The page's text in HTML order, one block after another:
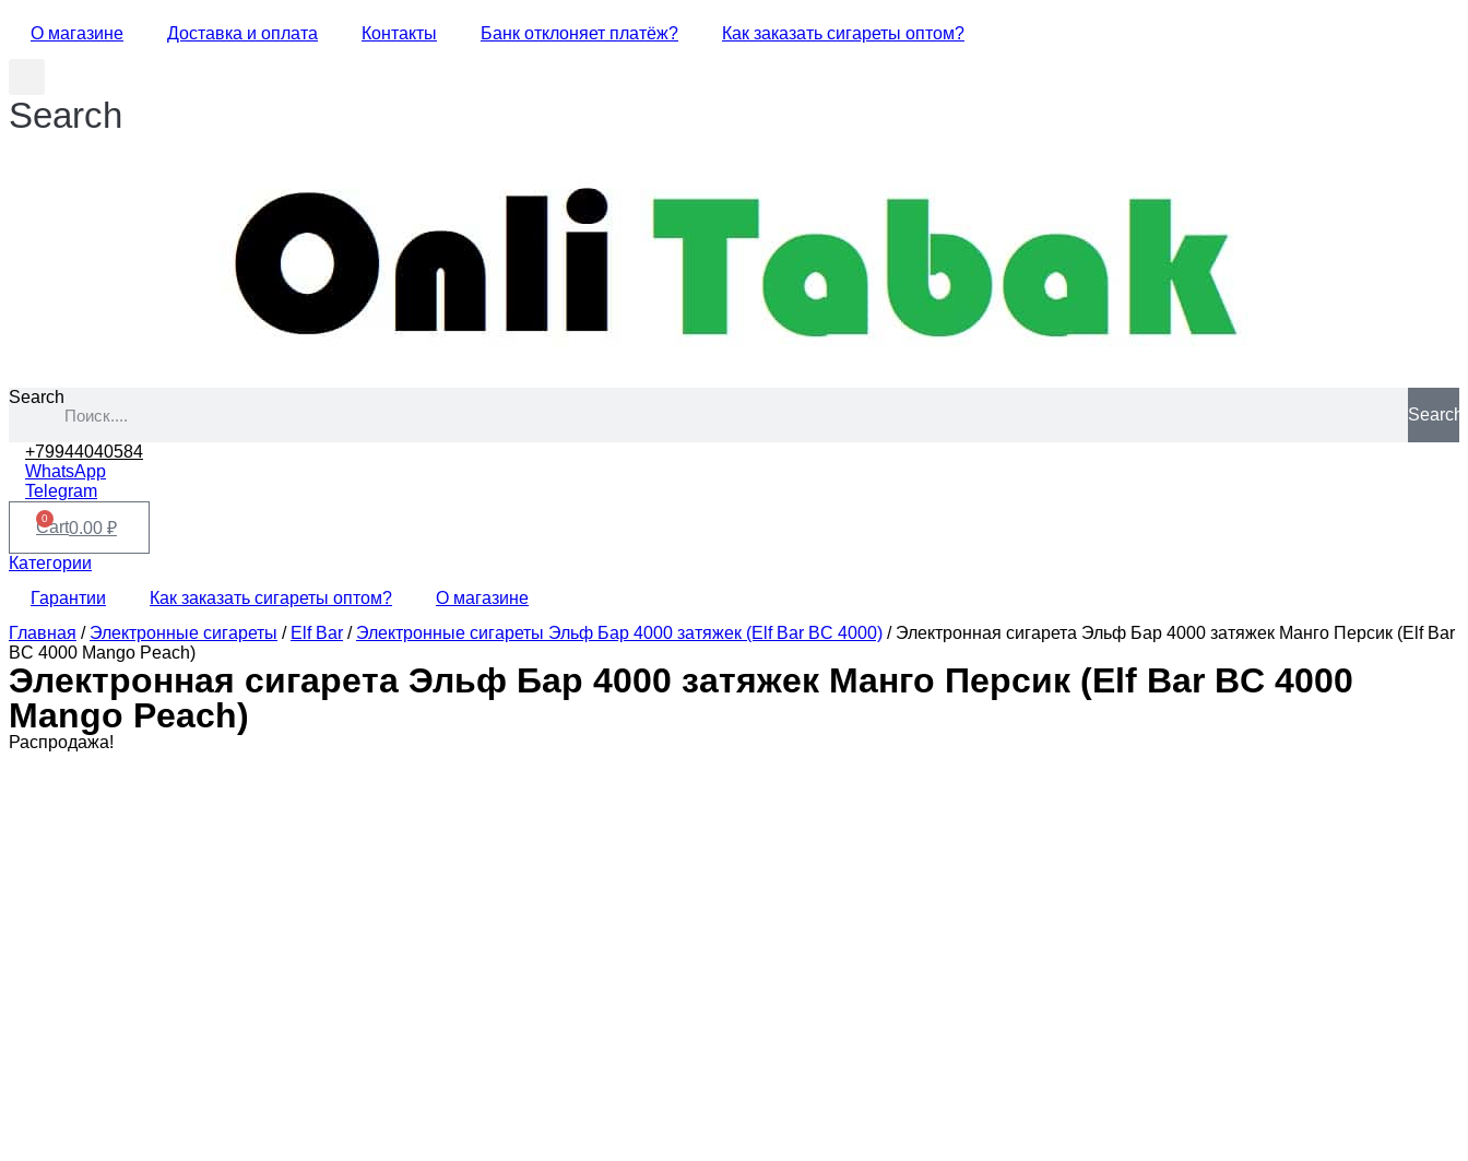
О магазине Доставка и оплата Контакты Банк отклоняет платёж? Как заказать сигареты оптом?
Search
Search
Search
+79944040584
WhatsApp
Telegram
0.00 ₽
0
Cart
Категории
Гарантии
Как заказать сигареты оптом?
О магазине
Главная / Электронные сигареты / Elf Bar / Электронные сигареты Эльф Бар 4000 затяжек (Elf Bar BC 4000) / Электронная сигарета Эльф Бар 4000 затяжек Манго Персик (Elf Bar
BC 4000 Mango Peach)
Электронная сигарета Эльф Бар 4000 затяжек Манго Персик (Elf Bar BC 4000
Mango Peach)
Распродажа!